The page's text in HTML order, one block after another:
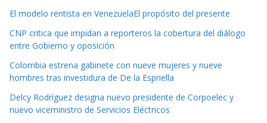
El modelo rentista en VenezuelaEl propósito del presente
CNP critica que impidan a reporteros la cobertura del diálogo
entre Gobierno y oposición
Colombia estrena gabinete con nueve mujeres y nueve
hombres tras investidura de De la Espriella
Delcy Rodríguez designa nuevo presidente de Corpoelec y
nuevo viceministro de Servicios Eléctricos